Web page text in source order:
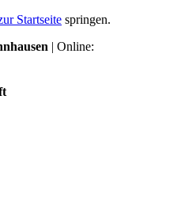
Startseite springen.
| Online: